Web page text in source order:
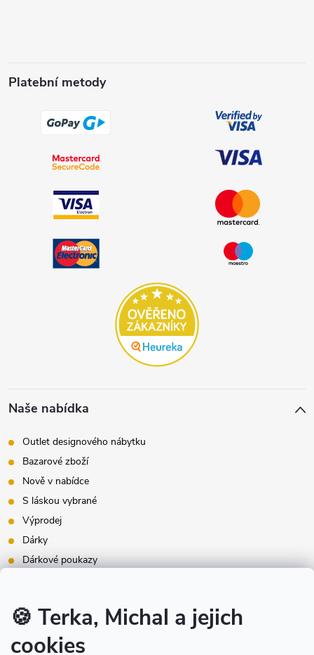
🍪 Terka, Michal a jejich
cookies
Platební metody
Naše nabídka
Outlet designového nábytku
Bazarové zboží
Nově v nabídce
S láskou vybrané
Výprodej
Dárky
Dárkové poukazy
Instagram